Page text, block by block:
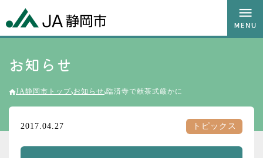
お知らせ
JA静岡市トップ お知らせ 臨済寺で献茶式厳かに
2017.04.27 トピックス